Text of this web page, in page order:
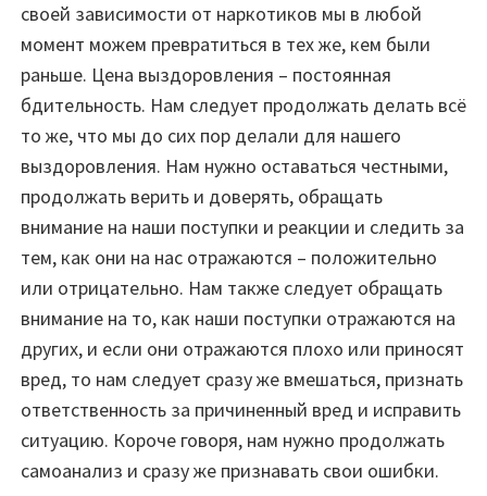
своей зависимости от наркотиков мы в любой
момент можем превратиться в тех же, кем были
раньше. Цена выздоровления – постоянная
бдительность. Нам следует продолжать делать всё
то же, что мы до сих пор делали для нашего
выздоровления. Нам нужно оставаться честными,
продолжать верить и доверять, обращать
внимание на наши поступки и реакции и следить за
тем, как они на нас отражаются – положительно
или отрицательно. Нам также следует обращать
внимание на то, как наши поступки отражаются на
других, и если они отражаются плохо или приносят
вред, то нам следует сразу же вмешаться, признать
ответственность за причиненный вред и исправить
ситуацию. Короче говоря, нам нужно продолжать
самоанализ и сразу же признавать свои ошибки.